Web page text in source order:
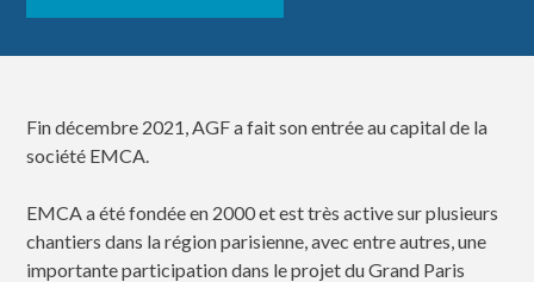
Fin décembre 2021, AGF a fait son entrée au capital de la
société EMCA.
EMCA a été fondée en 2000 et est très active sur plusieurs
chantiers dans la région parisienne, avec entre autres, une
importante participation dans le projet du Grand Paris